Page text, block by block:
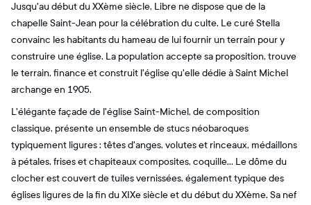
Jusqu'au début du XXème siècle, Libre ne dispose que de la
chapelle Saint-Jean pour la célébration du culte. Le curé Stella
convainc les habitants du hameau de lui fournir un terrain pour y
construire une église. La population accepte sa proposition, trouve
le terrain, finance et construit l'église qu'elle dédie à Saint Michel
archange en 1905.
L'élégante façade de l'église Saint-Michel, de composition
classique, présente un ensemble de stucs néobaroques
typiquement ligures : têtes d'anges, volutes et rinceaux, médaillons
à pétales, frises et chapiteaux composites, coquille... Le dôme du
clocher est couvert de tuiles vernissées, également typique des
églises ligures de la fin du XIXe siècle et du début du XXème. Sa nef